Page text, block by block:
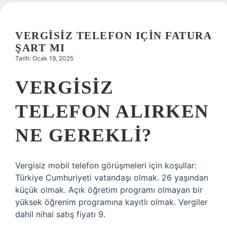
VERGISIZ TELEFON IÇIN FATURA
ŞART MI
Tarih: Ocak 19, 2025
VERGISIZ
TELEFON ALIRKEN
NE GEREKLI?
Vergisiz mobil telefon görüşmeleri için koşullar:
Türkiye Cumhuriyeti vatandaşı olmak. 26 yaşından
küçük olmak. Açık öğretim programı olmayan bir
yüksek öğrenim programına kayıtlı olmak. Vergiler
dahil nihai satış fiyatı 9.